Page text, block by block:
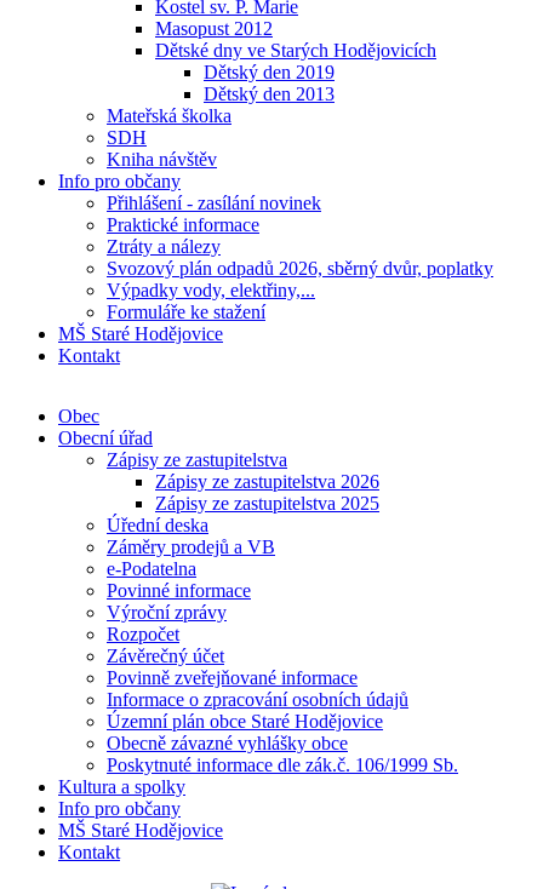
Kostel sv. P. Marie
Masopust 2012
Dětské dny ve Starých Hodějovicích
Dětský den 2019
Dětský den 2013
Mateřská školka
SDH
Kniha návštěv
Info pro občany
Přihlášení - zasílání novinek
Praktické informace
Ztráty a nálezy
Svozový plán odpadů 2026, sběrný dvůr, poplatky
Výpadky vody, elektřiny,...
Formuláře ke stažení
MŠ Staré Hodějovice
Kontakt
Obec
Obecní úřad
Zápisy ze zastupitelstva
Zápisy ze zastupitelstva 2026
Zápisy ze zastupitelstva 2025
Úřední deska
Záměry prodejů a VB
e-Podatelna
Povinné informace
Výroční zprávy
Rozpočet
Závěrečný účet
Povinně zveřejňované informace
Informace o zpracování osobních údajů
Územní plán obce Staré Hodějovice
Obecně závazné vyhlášky obce
Poskytnuté informace dle zák.č. 106/1999 Sb.
Kultura a spolky
Info pro občany
MŠ Staré Hodějovice
Kontakt